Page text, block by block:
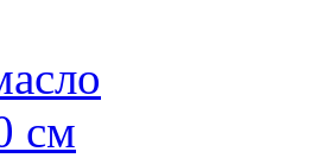
см